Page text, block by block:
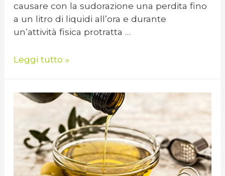
causare con la sudorazione una perdita fino
a un litro di liquidi all’ora e durante
un’attività fisica protratta …
Leggi tutto »